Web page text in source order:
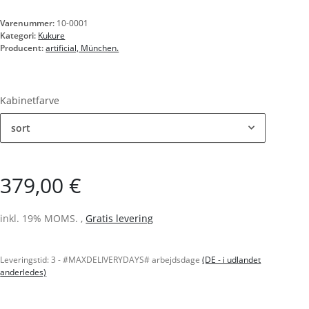
Varenummer: 10-0001
Kategori: Kukure
Producent:artificial, München.
Kabinetfarve
sort
379,00 €
inkl. 19% MOMS. ,Gratis levering
Leveringstid:3 - #MAXDELIVERYDAYS# arbejdsdage(DE - i udlandet
anderledes)